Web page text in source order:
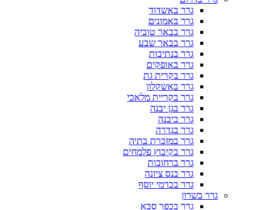
גרר באשדוד
גרר באמונים
גרר בבאר טוביה
גרר בבאר שבע
גרר בנתיבות
גרר באופקים
גרר בקרית גת
גרר באשקלון
גרר בקריית מלאכי
גרר בגן יבנה
גרר ביבנה
גרר בגדרה
גרר במזכרת בתיה
גרר בקיבוץ פלמחים
גרר ברחובות
גרר בנס ציונה
גרר בכרמי יוסף
גרר בשרון
גרר בכפר סבא